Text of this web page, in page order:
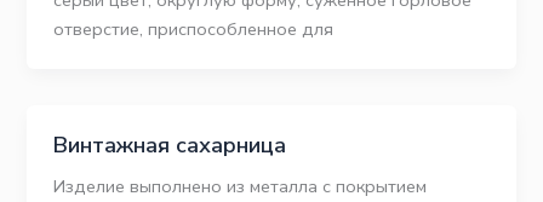
отверстие, приспособленное для
Винтажная сахарница
Изделие выполнено из металла с покрытием